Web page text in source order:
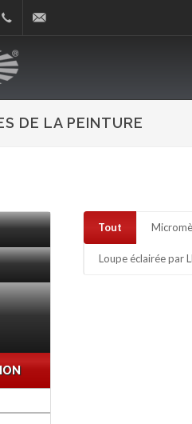
DE LA PEINTURE
Tout
Loupe éclairée par